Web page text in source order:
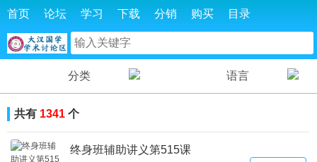
首页 论坛 学习 下载 分销 购买 目录
分类 语言
共有 1341 个
终身班辅助讲义第515课